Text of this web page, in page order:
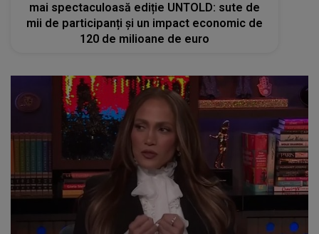
mai spectaculoasă ediție UNTOLD: sute de
mii de participanți și un impact economic de
120 de milioane de euro